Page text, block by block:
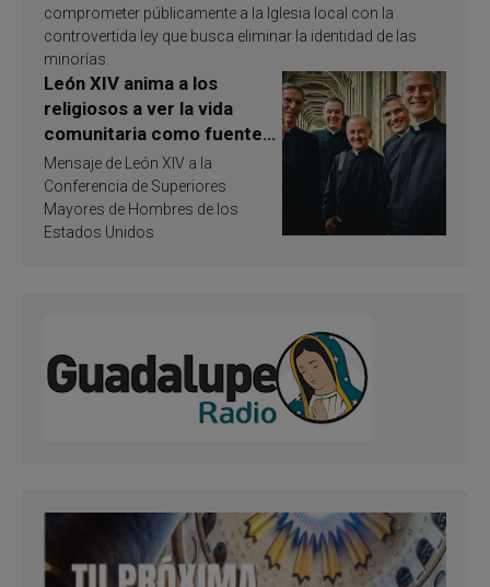
comprometer públicamente a la Iglesia local con la
controvertida ley que busca eliminar la identidad de las
minorías.
León XIV anima a los
religiosos a ver la vida
comunitaria como fuente
de inspiración y
santificación
Mensaje de León XIV a la
Conferencia de Superiores
Mayores de Hombres de los
Estados Unidos